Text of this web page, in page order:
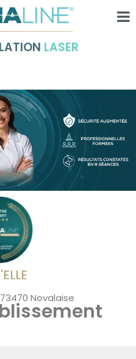
LASER
Novalaise